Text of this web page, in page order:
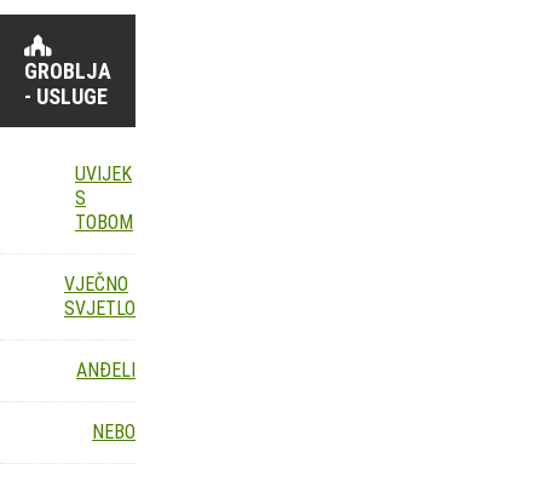
GROBLJA
- USLUGE
UVIJEK
S
TOBOM
VJEČNO
SVJETLO
ANĐELI
NEBO